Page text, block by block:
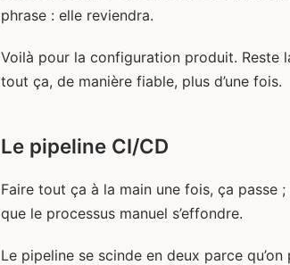
phrase : elle reviendra.
Voilà pour la configuration produit. Reste
tout ça, de manière fiable, plus d’une fois.
Le pipeline CI/CD
Faire tout ça à la main une fois, ça passe
que le processus manuel s’effondre.
Le pipeline se scinde en deux parce